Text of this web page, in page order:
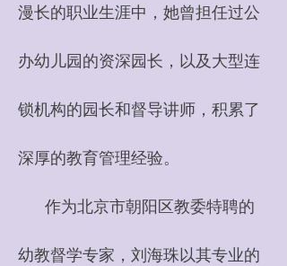
漫长的职业生涯中，她曾担任过公
办幼儿园的资深园长，以及大型连
锁机构的园长和督导讲师，积累了
深厚的教育管理经验。
作为北京市朝阳区教委特聘的
幼教督学专家，刘海珠以其专业的